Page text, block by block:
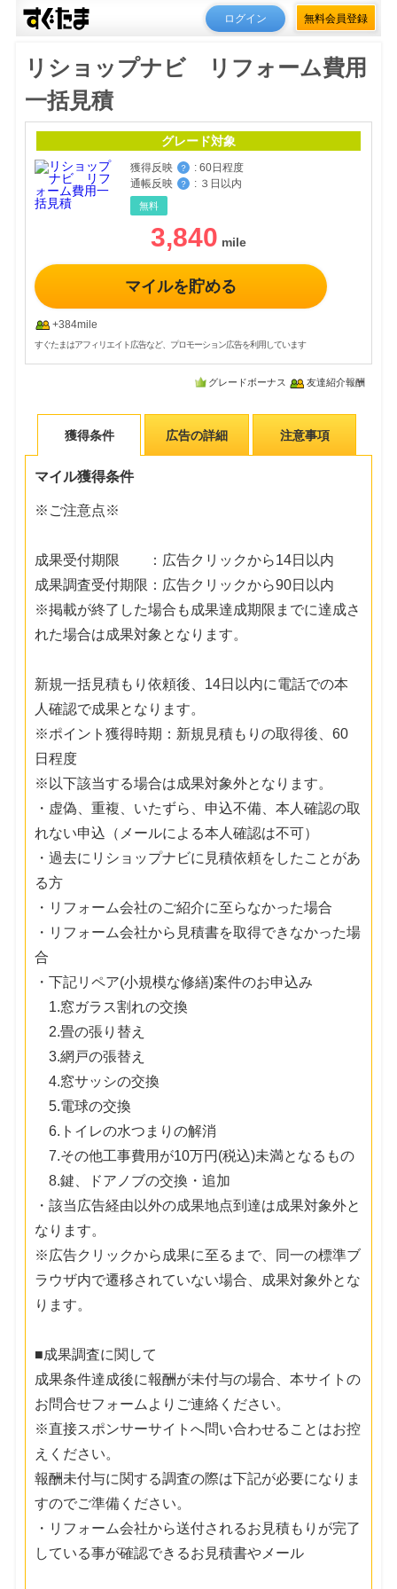
ログイン 無料会員登録
リショップナビ リフォーム費用
一括見積
グレード対象
獲得反映 ？ : 60日程度
通帳反映
？ : ３日以内
無料
3,840
マイルを貯める
+384mile
すぐたまはアフィリエイト広告など、プロモーション広告を利用しています
グレードボーナス 友達紹介報酬
獲得条件 広告の詳細 注意事項
マイル獲得条件
※ご注意点※
成果受付期限 ：広告クリックから14日以内
成果調査受付期限：広告クリックから90日以内
※掲載が終了した場合も成果達成期限までに達成さ
れた場合は成果対象となります。
新規一括見積もり依頼後、14日以内に電話での本
人確認で成果となります。
※ポイント獲得時期：新規見積もりの取得後、60
日程度
※以下該当する場合は成果対象外となります。
・虚偽、重複、いたずら、申込不備、本人確認の取
れない申込（メールによる本人確認は不可）
・過去にリショップナビに見積依頼をしたことがあ
る方
・リフォーム会社のご紹介に至らなかった場合
・リフォーム会社から見積書を取得できなかった場
合
・下記リペア(小規模な修繕)案件のお申込み
1.窓ガラス割れの交換
2.畳の張り替え
3.網戸の張替え
4.窓サッシの交換
5.電球の交換
6.トイレの水つまりの解消
7.その他工事費用が10万円(税込)未満となるもの
8.鍵、ドアノブの交換・追加
・該当広告経由以外の成果地点到達は成果対象外と
なります。
※広告クリックから成果に至るまで、同一の標準ブ
ラウザ内で遷移されていない場合、成果対象外とな
ります。
■成果調査に関して
成果条件達成後に報酬が未付与の場合、本サイトの
お問合せフォームよりご連絡ください。
※直接スポンサーサイトへ問い合わせることはお控
えください。
報酬未付与に関する調査の際は下記が必要になりま
すのでご準備ください。
・リフォーム会社から送付されるお見積もりが完了
している事が確認できるお見積書やメール